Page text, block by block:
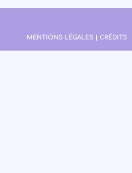
MENTIONS LÉGALES | CRÉDITS